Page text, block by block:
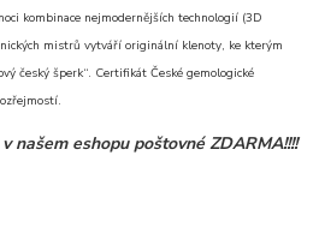
kombinace nejmodernějších technologií (3D
mistrů vytváří originální klenoty, ke kterým
český šperk“. Certifikát České gemologické
našem eshopu poštovné ZDARMA!!!!